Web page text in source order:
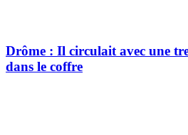
Drôme : Il circulait avec une
dans le coffre